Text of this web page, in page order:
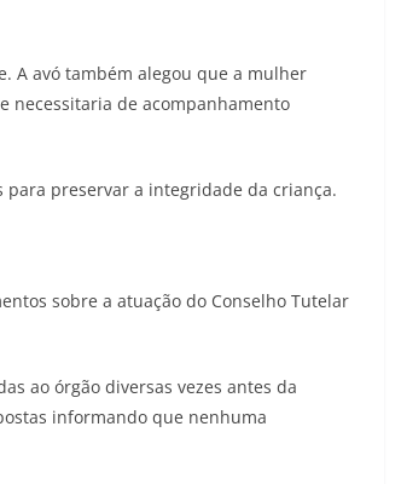
A avó também alegou que a mulher
necessitaria de acompanhamento
preservar a integridade da criança.
sobre a atuação do Conselho Tutelar
ao órgão diversas vezes antes da
informando que nenhuma